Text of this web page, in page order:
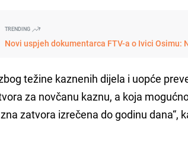
TRENDING
Novi uspjeh dokumentarca FTV-a o Ivici Osimu:
težine kaznenih dijela i uopće
za novčanu kaznu, a koja
zatvora izrečena do godinu dana“,